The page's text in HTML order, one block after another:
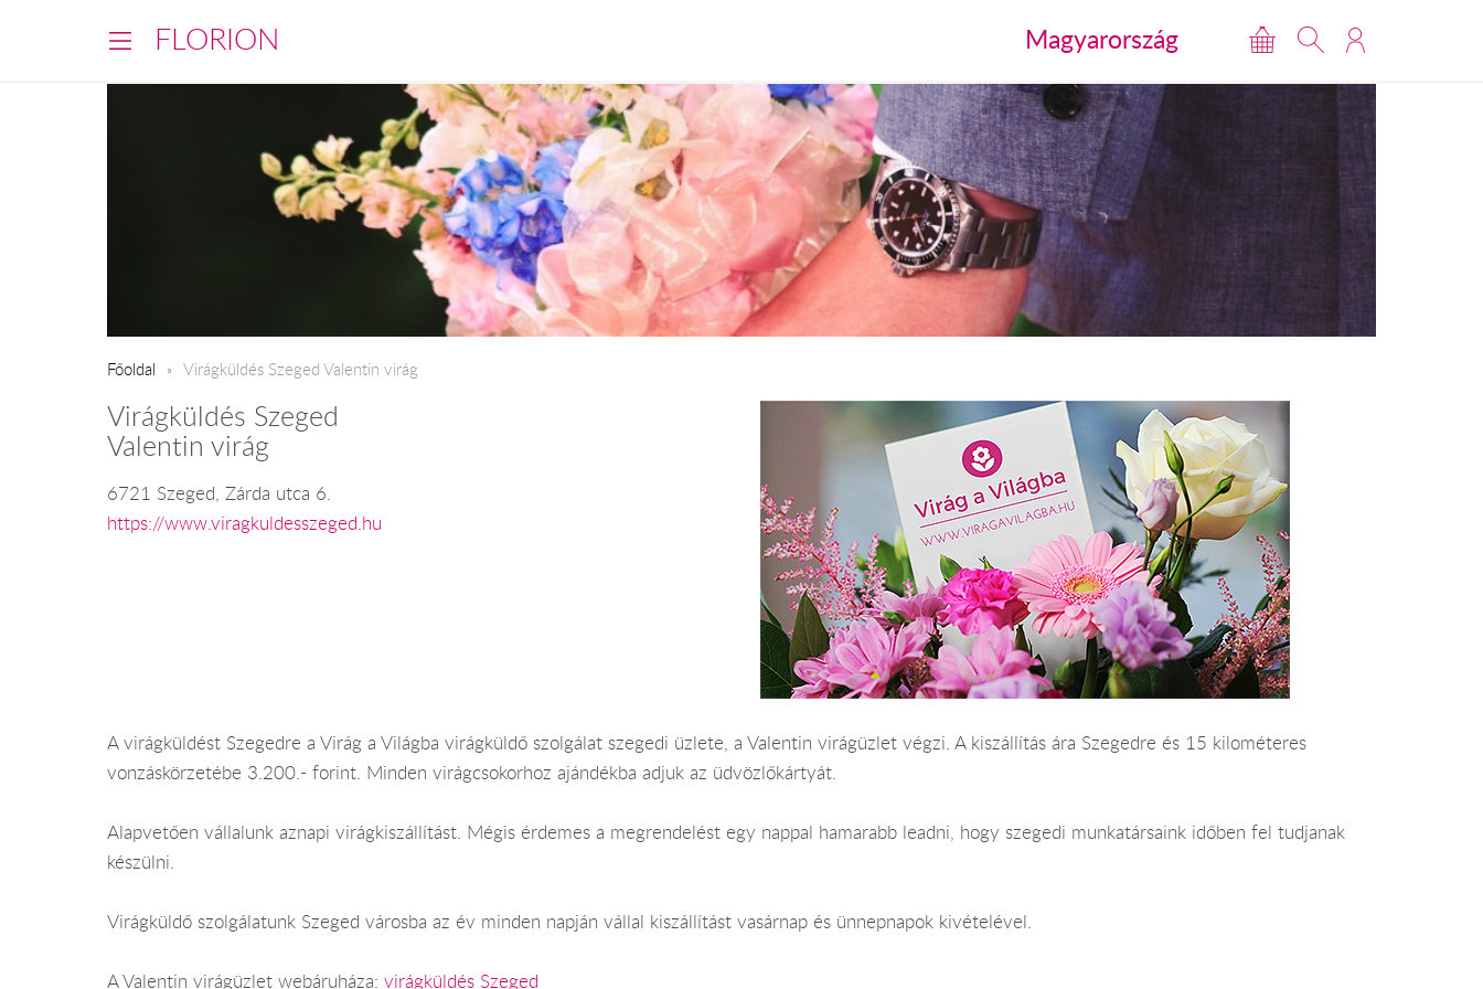
FLORION Magyarország
Főoldal Virágküldés Szeged Valentin virág
Virágküldés Szeged
Valentin virág
6721 Szeged, Zárda utca 6.
https://www.viragkuldesszeged.hu
A virágküldést Szegedre a Virág a Világba virágküldő szolgálat szegedi üzlete, a Valentin virágüzlet végzi. A kiszállítás ára Szegedre és 15 kilométeres
vonzáskörzetébe 3.200.- forint. Minden virágcsokorhoz ajándékba adjuk az üdvözlőkártyát.
Alapvetően vállalunk aznapi virágkiszállítást. Mégis érdemes a megrendelést egy nappal hamarabb leadni, hogy szegedi munkatársaink időben fel tudjanak
készülni.
Virágküldő szolgálatunk Szeged városba az év minden napján vállal kiszállítást vasárnap és ünnepnapok kivételével.
A Valentin virágüzlet webáruháza: virágküldés Szeged